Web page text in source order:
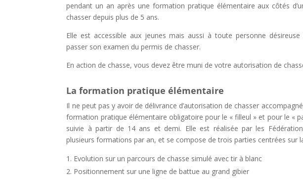
pendant un an après une formation pratique élémentaire aux côtés
chasser depuis plus de 5 ans.
Elle est accessible aux jeunes mais aussi à toute personne
passer son examen du permis de chasser.
En action de chasse, vous devez être muni de votre autorisation de
La formation pratique élémentaire
Il ne peut pas y avoir de délivrance d’autorisation de chasser
formation pratique élémentaire obligatoire pour le « filleul » et pour le «
suivie à partir de 14 ans et demi. Elle est réalisée par les
plusieurs formations par an, et se compose de trois parties centrées sur
Evolution sur un parcours de chasse simulé avec tir à blanc
Positionnement sur une ligne de battue au grand gibier